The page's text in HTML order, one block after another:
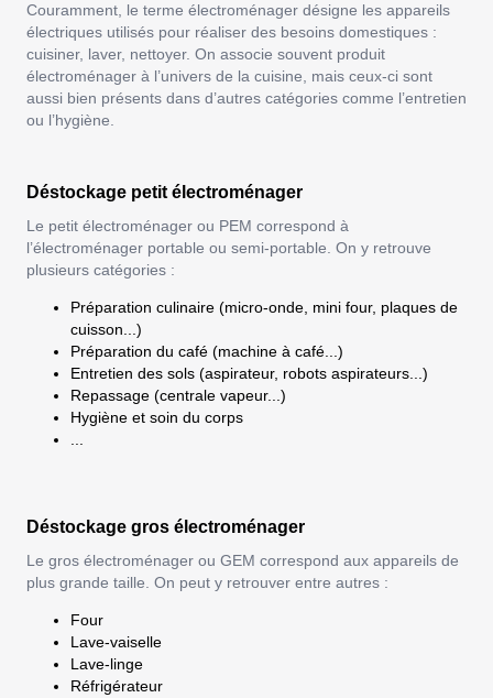
Couramment, le terme électroménager désigne les appareils
électriques utilisés pour réaliser des besoins domestiques :
cuisiner, laver, nettoyer. On associe souvent produit
électroménager à l’univers de la cuisine, mais ceux-ci sont
aussi bien présents dans d’autres catégories comme l’entretien
ou l’hygiène.
Déstockage petit électroménager
Le petit électroménager ou PEM correspond à
l’électroménager portable ou semi-portable. On y retrouve
plusieurs catégories :
Préparation culinaire (micro-onde, mini four, plaques de
cuisson...)
Préparation du café (machine à café...)
Entretien des sols (aspirateur, robots aspirateurs...)
Repassage (centrale vapeur...)
Hygiène et soin du corps
...
Déstockage gros électroménager
Le gros électroménager ou GEM correspond aux appareils de
plus grande taille. On peut y retrouver entre autres :
Four
Lave-vaiselle
Lave-linge
Réfrigérateur